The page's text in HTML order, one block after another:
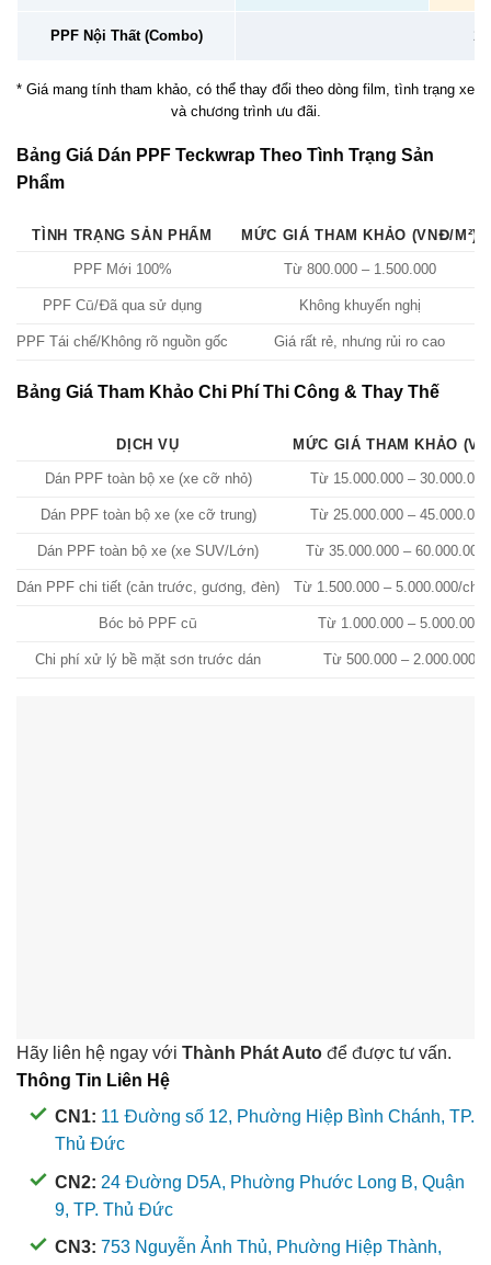
PPF Nội Thất (Combo) 2
* Giá mang tính tham khảo, có thể thay đổi theo dòng film, tình trạng xe
và chương trình ưu đãi.
Bảng Giá Dán PPF Teckwrap Theo Tình Trạng Sản
Phẩm
TÌNH TRẠNG SẢN PHẨM MỨC GIÁ THAM KHẢO (VNĐ/M²)
PPF Mới 100% Từ 800.000 – 1.500.000
PPF Cũ/Đã qua sử dụng Không khuyến nghị
PPF Tái chế/Không rõ nguồn gốc Giá rất rẻ, nhưng rủi ro cao
Bảng Giá Tham Khảo Chi Phí Thi Công & Thay Thế
DỊCH VỤ MỨC GIÁ THAM KHẢO
Dán PPF toàn bộ xe (xe cỡ nhỏ) Từ 15.000.000 – 30.000.000
Dán PPF toàn bộ xe (xe cỡ trung) Từ 25.000.000 – 45.000.000
Dán PPF toàn bộ xe (xe SUV/Lớn) Từ 35.000.000 –
Dán PPF chi tiết (cản trước, gương, đèn) Từ 1.500.000 – 5.000.000/chi
Bóc bỏ PPF cũ Từ 1.000.000 – 5.000.000
Chi phí xử lý bề mặt sơn trước dán Từ 500.000 – 2.000.000
Hãy liên hệ ngay với Thành Phát Auto để được tư vấn.
Thông Tin Liên Hệ
CN1: 11 Đường số 12, Phường Hiệp Bình Chánh, TP.
Thủ Đức
CN2: 24 Đường D5A, Phường Phước Long B, Quận
9, TP. Thủ Đức
CN3: 753 Nguyễn Ảnh Thủ, Phường Hiệp Thành,